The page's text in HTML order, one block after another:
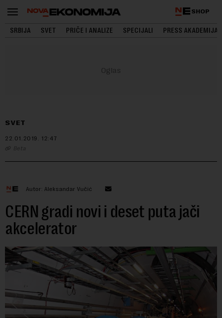
SHOP
SRBIJA SVET PRIČE I ANALIZE SPECIJALI PRESS AKADEMIJA
SVET
22.01.2019. 12:47
Beta
Autor: Aleksandar Vučić
CERN gradi novi i deset puta jači
akcelerator